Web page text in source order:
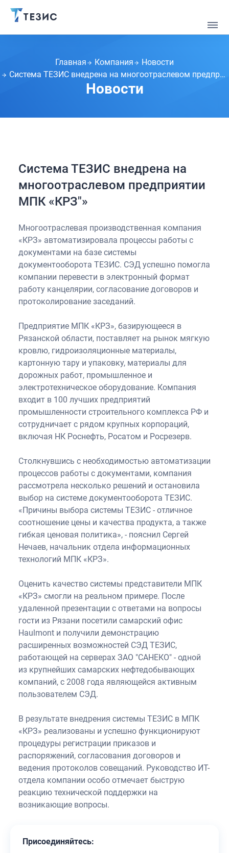
Главная Компания
Новости
Система ТЕЗИС внедрена на многоотраслевом предприятии МПК «КРЗ"»
Новости
Система ТЕЗИС внедрена на
многоотраслевом предприятии
МПК «КРЗ"»
Многоотраслевая производственная компания
«КРЗ» автоматизировала процессы работы с
документами на базе системы
документооборота ТЕЗИС. СЭД успешно помогла
компании перевести в электронный формат
работу канцелярии, согласование договоров и
протоколирование заседаний.
Предприятие МПК «КРЗ», базирующееся в
Рязанской области, поставляет на рынок мягкую
кровлю, гидроизоляционные материалы,
картонную тару и упаковку, материалы для
дорожных работ, промышленное и
электротехническое оборудование. Компания
входит в 100 лучших предприятий
промышленности строительного комплекса РФ и
сотрудничает с рядом крупных корпораций,
включая НК Роснефть, Росатом и Росрезерв.
Столкнувшись с необходимостью автоматизации
процессов работы с документами, компания
рассмотрела несколько решений и остановила
выбор на системе документооборота ТЕЗИС.
«Причины выбора системы ТЕЗИС - отличное
соотношение цены и качества продукта, а также
гибкая ценовая политика», - пояснил Сергей
Нечаев, начальник отдела информационных
технологий МПК «КРЗ».
Оценить качество системы представители МПК
«КРЗ» смогли на реальном примере. После
удаленной презентации с ответами на вопросы
гости из Рязани посетили самарский офис
Haulmont и получили демонстрацию
расширенных возможностей СЭД ТЕЗИС,
работающей на серверах ЗАО "САНЕКО" - одной
из крупнейших самарских нефтедобывающих
компаний, с 2008 года являющейся активным
пользователем СЭД.
В результате внедрения системы ТЕЗИС в МПК
«КРЗ» реализованы и успешно функционируют
процедуры регистрации приказов и
распоряжений, согласования договоров и
ведения протоколов совещаний. Руководство ИТ-
отдела компании особо отмечает быструю
реакцию технической поддержки на
возникающие вопросы.
Присоединяйтесь: